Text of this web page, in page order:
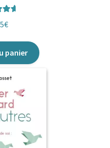
€
panier